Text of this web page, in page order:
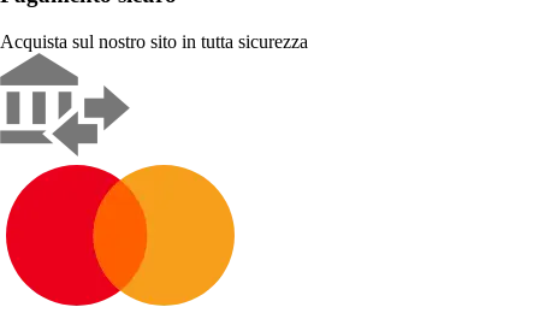
Acquista sul nostro sito in tutta sicurezza